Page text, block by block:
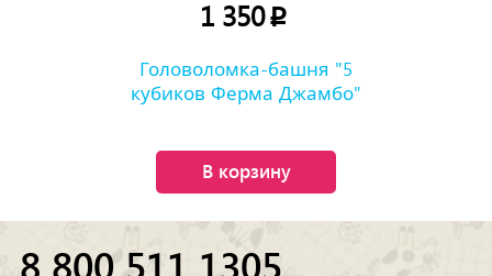
1 350p
Головоломка-башня "5
кубиков Ферма Джамбо"
В корзину
8 800 511 1305